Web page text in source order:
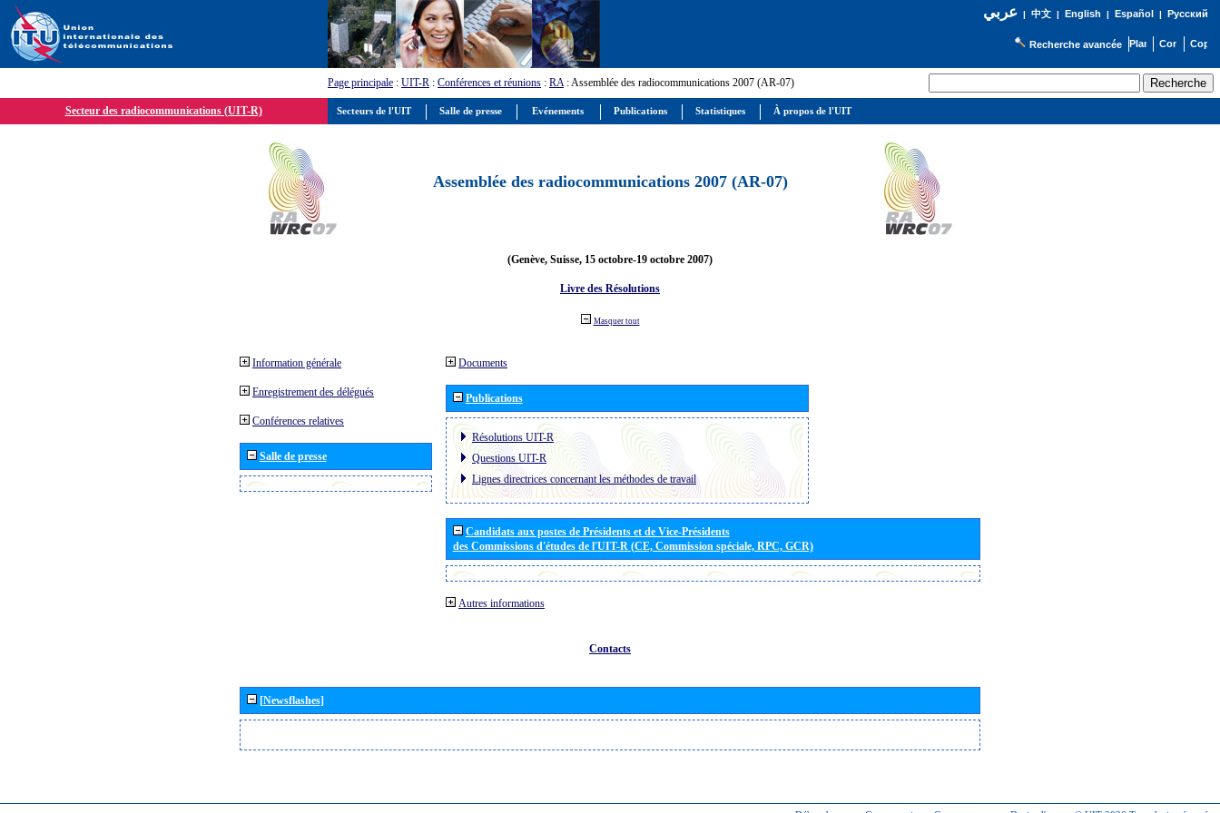
عربي| 中文| English | Español | Русский
Recherche avancée
Page principale : UIT-R : Conférences et réunions : RA: Assemblée des radiocommunications 2007 (AR-07)
Secteur des radiocommunications (UIT-R)
Assemblée des radiocommunications 2007 (AR-07)
(Genève, Suisse, 15 octobre-19 octobre 2007)
Livre des Résolutions
Masquer tout
Information générale
Enregistrement des délégués
Conférences relatives
Salle de presse
Documents
Publications
Résolutions UIT-R
Questions UIT-R
Lignes directrices concernant les méthodes de travail
Candidats aux postes de Présidents et de Vice-Présidents
des Commissions d'études de l'UIT-R (CE, Commission spéciale, RPC, GCR)
Autres informations
Contacts
[Newsflashes]
Secteurs de l'UIT Salle de presse Evénements Publications Statistiques À propos de l'UIT